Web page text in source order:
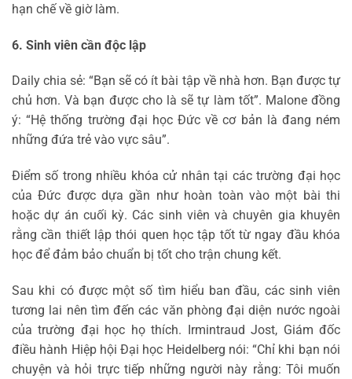
hạn chế về giờ làm.
6. Sinh viên cần độc lập
Daily chia sẻ: “Bạn sẽ có ít bài tập về nhà hơn. Bạn được tự
chủ hơn. Và bạn được cho là sẽ tự làm tốt”. Malone đồng
ý: “Hệ thống trường đại học Đức về cơ bản là đang ném
những đứa trẻ vào vực sâu”.
Điểm số trong nhiều khóa cử nhân tại các trường đại học
của Đức được dựa gần như hoàn toàn vào một bài thi
hoặc dự án cuối kỳ. Các sinh viên và chuyên gia khuyên
rằng cần thiết lập thói quen học tập tốt từ ngay đầu khóa
học để đảm bảo chuẩn bị tốt cho trận chung kết.
Sau khi có được một số tìm hiểu ban đầu, các sinh viên
tương lai nên tìm đến các văn phòng đại diện nước ngoài
của trường đại học họ thích. Irmintraud Jost, Giám đốc
điều hành Hiệp hội Đại học Heidelberg nói: “Chỉ khi bạn nói
chuyện và hỏi trực tiếp những người này rằng: Tôi muốn